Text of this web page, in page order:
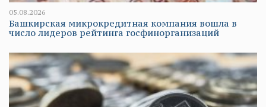
05.08.2026
Башкирская микрокредитная компания вошла в
число лидеров рейтинга госфинорганизаций